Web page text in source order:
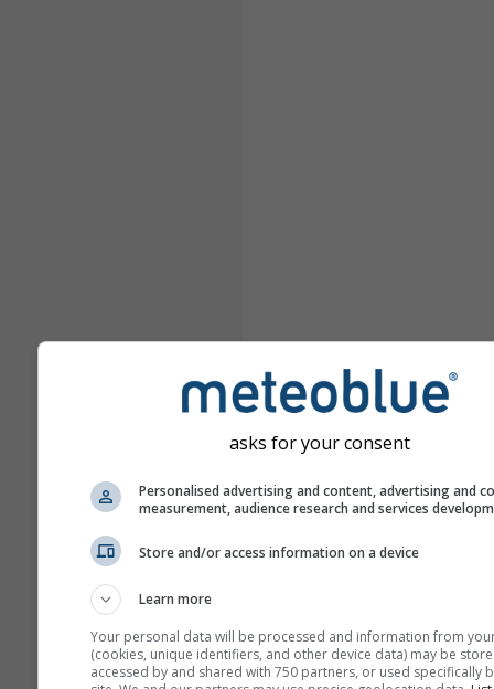
asks for your consent
Personalised advertising and content, advertising and
measurement, audience research and services
Store and/or access information on a device
Learn more
Your personal data will be processed and information from
(cookies, unique identifiers, and other device data) may be
accessed by and shared with 750 partners, or used specifically